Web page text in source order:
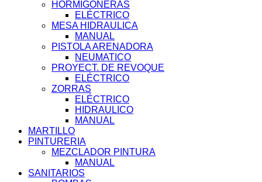
HORMIGONERAS
ELÉCTRICO
MESA HIDRAULICA
MANUAL
PISTOLA ARENADORA
NEUMATICO
PROYECT. DE REVOQUE
ELÉCTRICO
ZORRAS
ELÉCTRICO
HIDRAULICO
MANUAL
MARTILLO
PINTURERIA
MEZCLADOR PINTURA
MANUAL
SANITARIOS